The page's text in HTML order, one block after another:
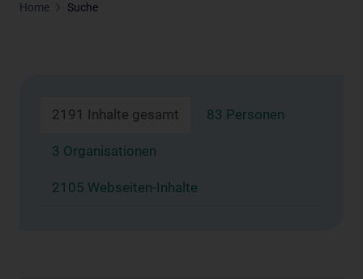
Home Suche
2191 Inhalte gesamt 83 Personen
3 Organisationen
2105 Webseiten-Inhalte